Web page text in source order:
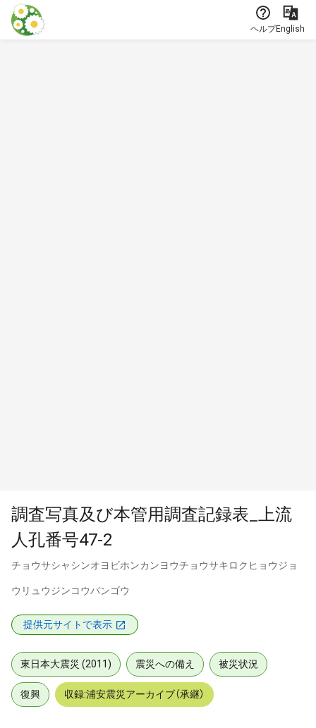
本文に飛ぶ
ヘルプEnglish
調査写真及び本管用調査記録表_上流
人孔番号47-2
チョウサシャシンオヨビホンカンヨウチョウサキロクヒョウジョ
ウリュウジンコウバンゴウ
提供元サイトで表示
東日本大震災 (2011) 震災への備え 被災状況
復興 収録:浦安震災アーカイブ（承継）